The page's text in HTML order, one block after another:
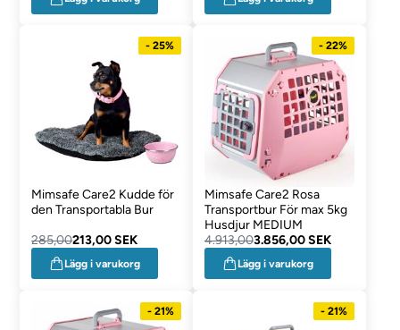
- 25%
Mimsafe Care2 Kudde för
den Transportabla Bur
285,00213,00 SEK
Lägg i varukorg
- 22%
Mimsafe Care2 Rosa
Transportbur För max 5kg
Husdjur MEDIUM
4.913,003.856,00 SEK
Lägg i varukorg
- 21% - 21%